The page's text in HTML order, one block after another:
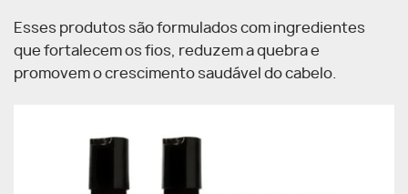
Esses produtos são formulados com ingredientes
que fortalecem os fios, reduzem a quebra e
promovem o crescimento saudável do cabelo.